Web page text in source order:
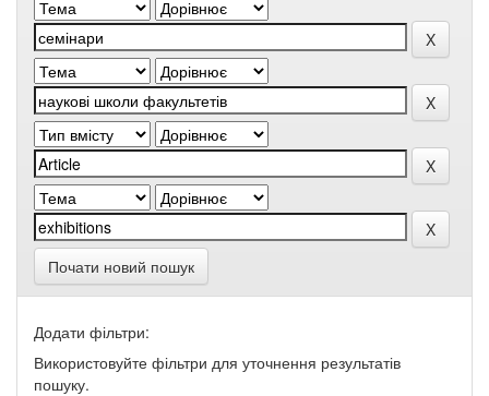
Почати новий пошук
Додати фільтри:
Використовуйте фільтри для уточнення результатів
пошуку.